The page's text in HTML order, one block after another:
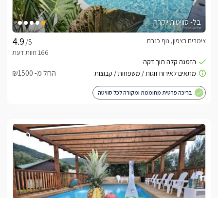
בל- סוויטות יוקרה
/5
צימרים בצפון, נוף כנרת
החל מ- ₪1500
בריכה פרטית מחוממת ומקורה לכל סוויטה